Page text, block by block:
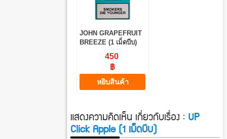
JOHN GRAPEFRUIT
BREEZE (1 เม็ดบีบ)
450
฿
หยิบสินค้า
แสดงความคิดเห็น เกี่ยวกับเรื่อง : UP
Click Apple (1 เม็ดบีบ)